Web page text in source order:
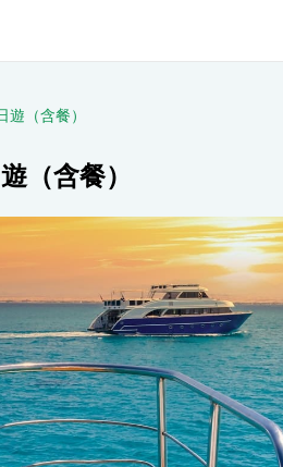
（含餐）
（含餐）